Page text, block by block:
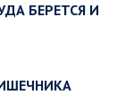
БЕРЕТСЯ И